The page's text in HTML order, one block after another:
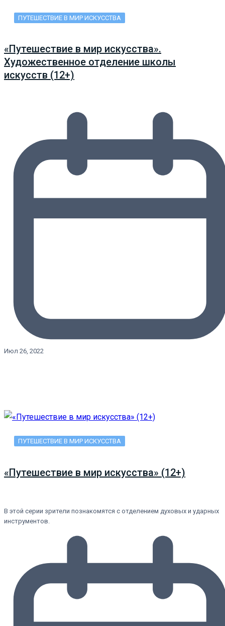
ПУТЕШЕСТВИЕ В МИР ИСКУССТВА
«Путешествие в мир искусства».
Художественное отделение школы
искусств (12+)
Июл 26, 2022
ПУТЕШЕСТВИЕ В МИР ИСКУССТВА
«Путешествие в мир искусства» (12+)
В этой серии зрители познакомятся с отделением духовых и ударных
инструментов.